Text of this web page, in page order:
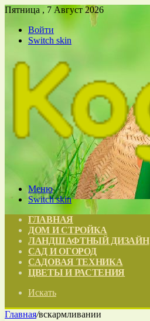
Пятница , 7 Август 2026
Войти
Switch skin
Меню
Switch skin
ГЛАВНАЯ
ДОМ И СТРОЙКА
ЛАНДШАФТНЫЙ ДИЗАЙН
САД И ОГОРОД
САДОВАЯ ТЕХНИКА
ЦВЕТЫ И РАСТЕНИЯ
Искать
Главная/вскармливании